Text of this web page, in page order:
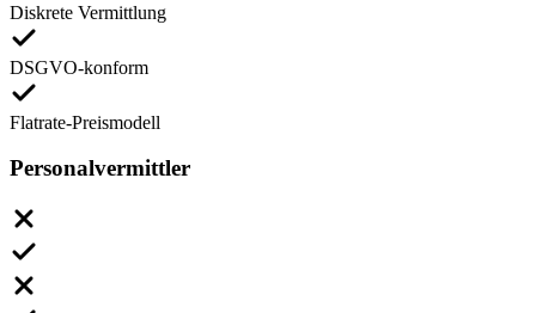
Diskrete Vermittlung
DSGVO-konform
Flatrate-Preismodell
Personalvermittler